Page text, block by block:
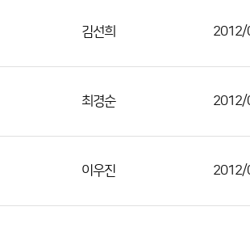
김선희 2012/
최경순 2012/
이우진 2012/